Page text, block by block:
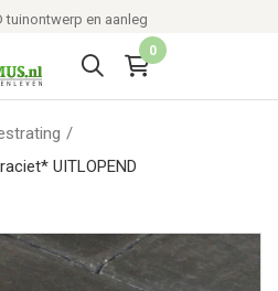
tuinontwerp en aanleg
0
/
UITLOPEND